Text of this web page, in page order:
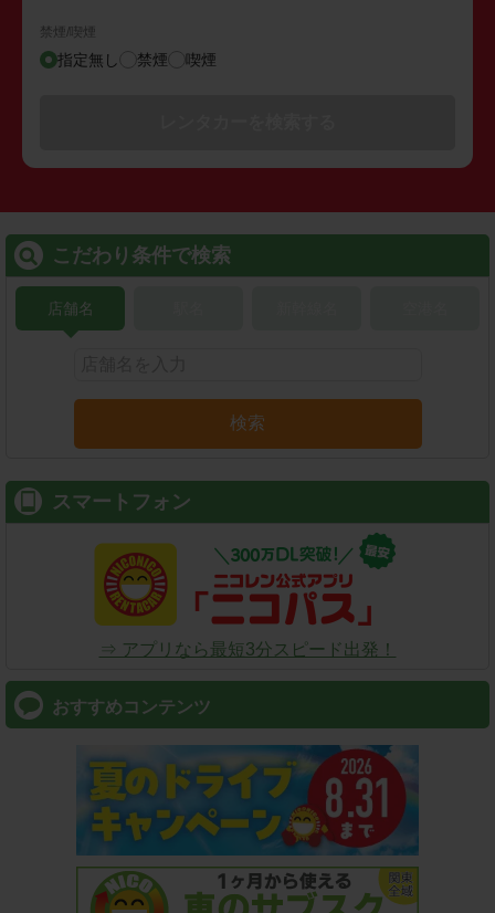
禁煙/喫煙
指定無し 禁煙 喫煙
こだわり条件で検索
店舗名
検索
スマートフォン
⇒ アプリなら最短3分スピード出発！
おすすめコンテンツ